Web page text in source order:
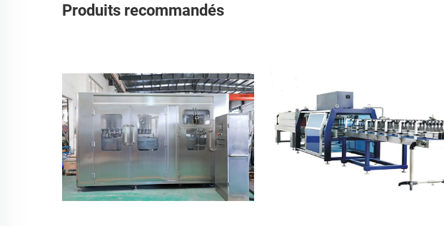
Produits recommandés